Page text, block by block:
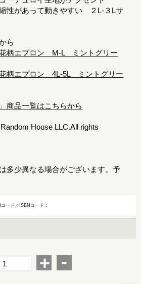
性があって動きやすい ２L-３Lサ
ら
花柄エプロン M-L ミントグリー
柄エプロン 4L-5L ミントグリー
商品一覧はこちらから
House LLC.All rights
多少異なる場合がございます。予
ード／ISBNコード：
+ -